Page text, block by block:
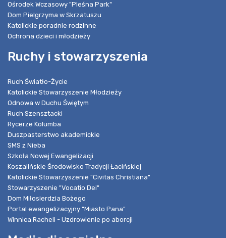
Ośrodek Wczasowy "Pleśna Park"
Dom Pielgrzyma w Skrzatuszu
Katolickie poradnie rodzinne
Ochrona dzieci i młodzieży
Ruchy i stowarzyszenia
Ruch Światło-Życie
Katolickie Stowarzyszenie Młodzieży
Odnowa w Duchu Świętym
Ruch Szensztacki
Rycerze Kolumba
Duszpasterstwo akademickie
SMS z Nieba
Szkoła Nowej Ewangelizacji
Koszalińskie Środowisko Tradycji Łacińskiej
Katolickie Stowarzyszenie "Civitas Christiana"
Stowarzyszenie "Vocatio Dei"
Dom Miłosierdzia Bożego
Portal ewangelizacyjny "Miasto Pana"
Winnica Racheli - Uzdrowienie po aborcji